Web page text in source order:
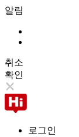
알림
취소
확인
로그인